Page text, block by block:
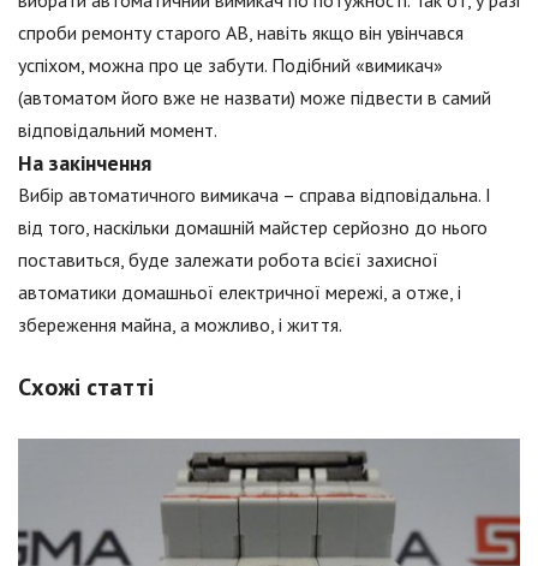
спроби ремонту старого АВ, навіть якщо він увінчався
успіхом, можна про це забути. Подібний «вимикач»
(автоматом його вже не назвати) може підвести в самий
відповідальний момент.
На закінчення
Вибір автоматичного вимикача – справа відповідальна. І
від того, наскільки домашній майстер серйозно до нього
поставиться, буде залежати робота всієї захисної
автоматики домашньої електричної мережі, а отже, і
збереження майна, а можливо, і життя.
Схожі статті